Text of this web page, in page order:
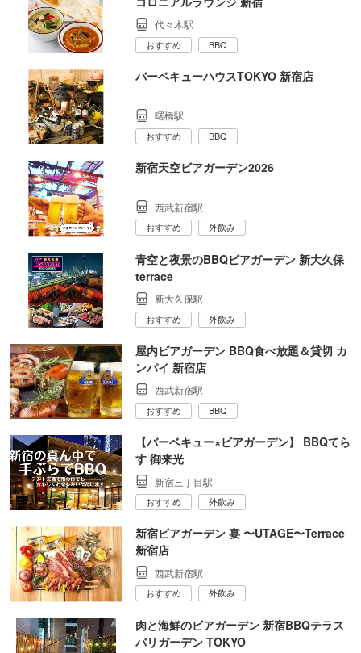
代々木駅
おすすめ BBQ
バーベキューハウスTOKYO 新宿店
曙橋駅
おすすめ BBQ
新宿天空ビアガーデン2026
西武新宿駅
おすすめ 外飲み
青空と夜景のBBQビアガーデン 新大久保
terrace
新大久保駅
おすすめ 外飲み
屋内ビアガーデン BBQ食べ放題＆貸切 カ
ンパイ 新宿店
西武新宿駅
おすすめ BBQ
【バーベキュー×ビアガーデン】 BBQてら
す 御来光
新宿三丁目駅
おすすめ 外飲み
新宿ビアガーデン 宴 〜UTAGE〜Terrace
新宿店
西武新宿駅
おすすめ 外飲み
肉と海鮮のビアガーデン 新宿BBQテラス
バリガーデン TOKYO